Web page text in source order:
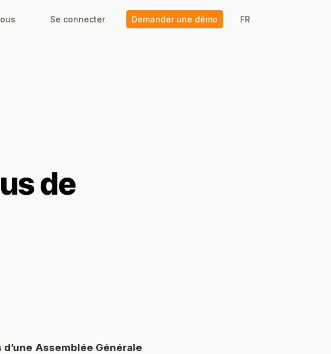
Se connecter Demander une démo FR
de
Assemblée Générale